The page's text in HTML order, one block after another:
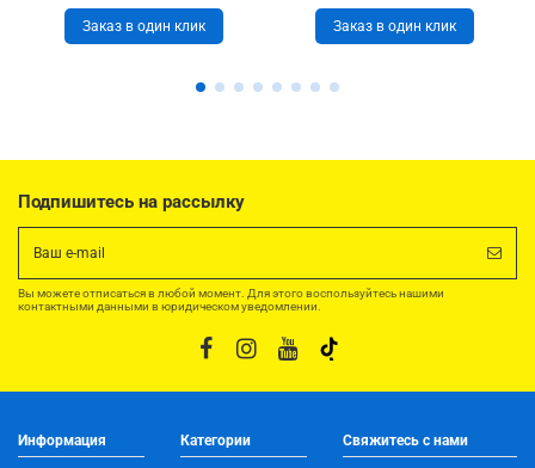
Заказ в один клик Заказ в один клик
Подпишитесь на рассылку
Вы можете отписаться в любой момент. Для этого воспользуйтесь нашими
контактными данными в юридическом уведомлении.
Информация Категории Свяжитесь с нами